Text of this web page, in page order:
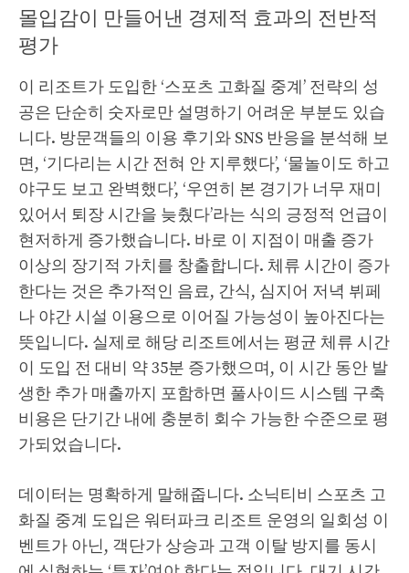
몰입감이 만들어낸 경제적 효과의 전반적
평가
이 리조트가 도입한 ‘스포츠 고화질 중계’ 전략의 성
공은 단순히 숫자로만 설명하기 어려운 부분도 있습
니다. 방문객들의 이용 후기와 SNS 반응을 분석해 보
면, ‘기다리는 시간 전혀 안 지루했다’, ‘물놀이도 하고
야구도 보고 완벽했다’, ‘우연히 본 경기가 너무 재미
있어서 퇴장 시간을 늦췄다’라는 식의 긍정적 언급이
현저하게 증가했습니다. 바로 이 지점이 매출 증가
이상의 장기적 가치를 창출합니다. 체류 시간이 증가
한다는 것은 추가적인 음료, 간식, 심지어 저녁 뷔페
나 야간 시설 이용으로 이어질 가능성이 높아진다는
뜻입니다. 실제로 해당 리조트에서는 평균 체류 시간
이 도입 전 대비 약 35분 증가했으며, 이 시간 동안 발
생한 추가 매출까지 포함하면 풀사이드 시스템 구축
비용은 단기간 내에 충분히 회수 가능한 수준으로 평
가되었습니다.
데이터는 명확하게 말해줍니다. 소닉티비 스포츠 고
화질 중계 도입은 워터파크 리조트 운영의 일회성 이
벤트가 아닌, 객단가 상승과 고객 이탈 방지를 동시